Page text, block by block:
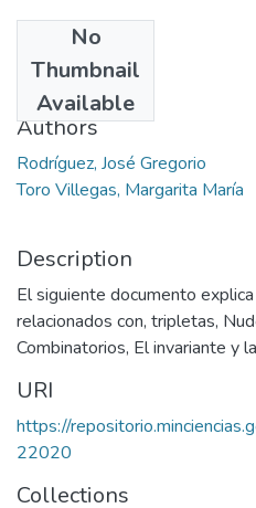
No
Thumbnail
Available
2011-07
Authors
Rodríguez, José Gregorio
Toro Villegas, Margarita María
Description
El siguiente documento
relacionados con, tripletas,
Combinatorios, El invariante y
URI
https://
22020
Collections